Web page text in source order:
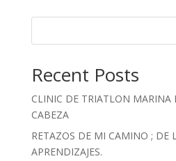
Recent Posts
CLINIC DE TRIATLON MARINA
CABEZA
RETAZOS DE MI CAMINO ; DE
APRENDIZAJES.